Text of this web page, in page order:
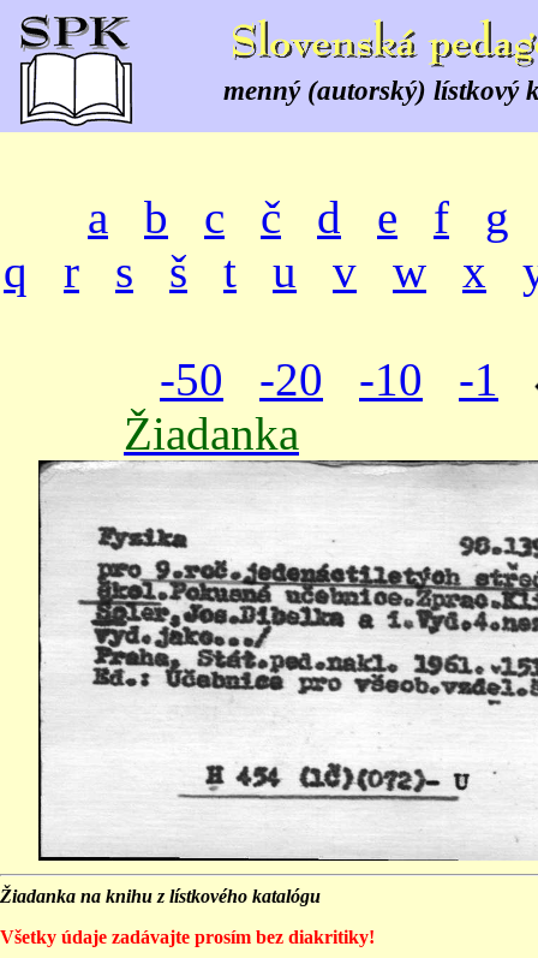
menný (autorský) lístkový
a b c č d e f
g
q
r s š t u v w x
-50 -20 -10
-1
Žiadanka
Žiadanka na knihu z lístkového katalógu
Všetky údaje zadávajte prosím bez diakritiky!